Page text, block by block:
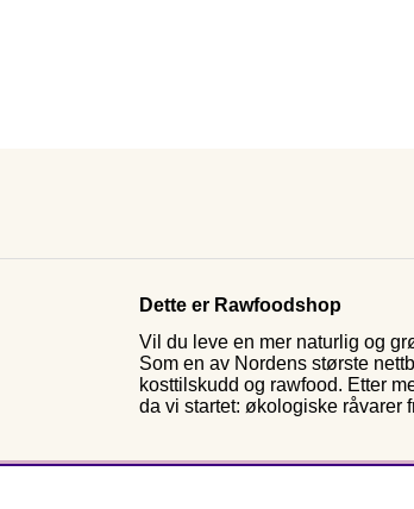
Dette er Rawfoodshop
Vil du leve en mer naturlig og
Som en av Nordens største
kosttilskudd og rawfood. Etter
da vi startet: økologiske råvarer